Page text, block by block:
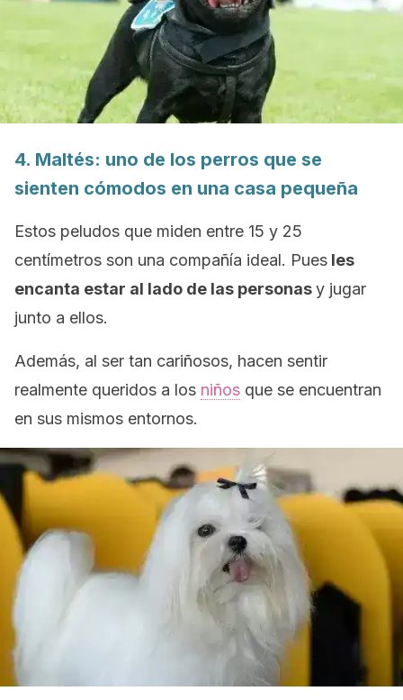
4. Maltés: uno de los perros que se
sienten cómodos en una casa pequeña
Estos peludos que miden entre 15 y 25
centímetros son una compañía ideal. Pues les
encanta estar al lado de las personasy jugar
junto a ellos.
Además, al ser tan cariñosos, hacen sentir
realmente queridos a los niños que se encuentran
en sus mismos entornos.